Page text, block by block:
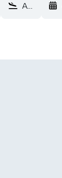
Apartado (APO)